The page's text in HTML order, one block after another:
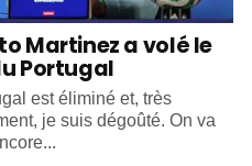
Martinez a volé le
Portugal
est éliminé et, très
je suis dégoûté. On va